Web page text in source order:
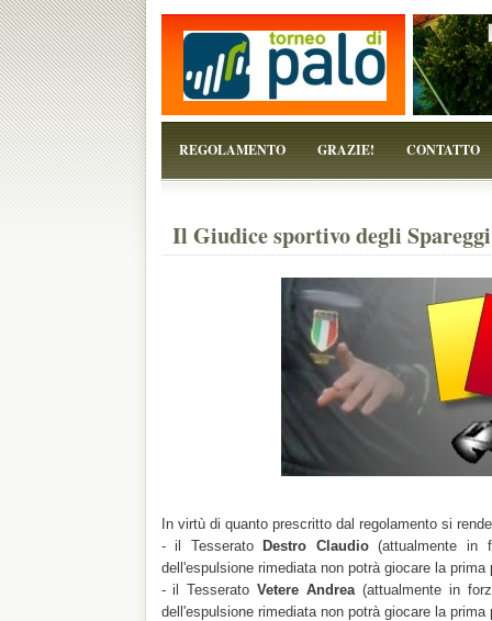
REGOLAMENTO GRAZIE! CONTATTO
Il Giudice sportivo degli Spareggi
In virtù di quanto prescritto dal regolamento si
- il Tesserato
Destro Claudio(attualmente in
dell'espulsione rimediata non potrà giocare la prima
- il TesseratoVetere Andrea(attualmente in
dell'espulsione rimediata non potrà giocare la prima